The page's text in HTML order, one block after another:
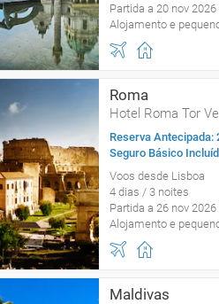
Partida a 20 nov 2026
Alojamento e
Roma
Hotel Roma Tor
Reserva Antecipada:
Seguro Básico
Voos desde Lisboa
4 dias / 3 noites
Partida a 26 nov 2026
Alojamento e
Maldivas